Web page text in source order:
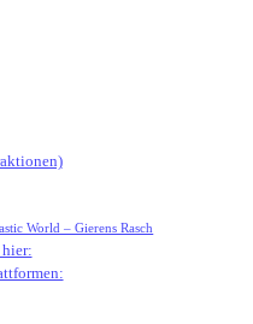
World – Gierens Rasch